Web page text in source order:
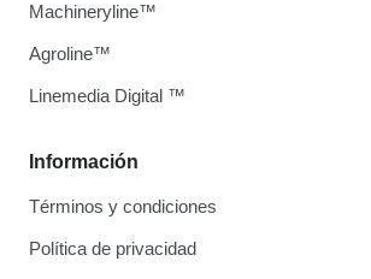
Información
Términos y condiciones
Política de privacidad
Machineryline™
Agroline™
Linemedia Digital ™